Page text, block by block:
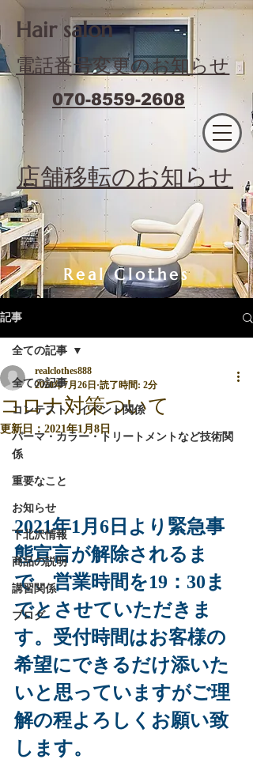
​Hair salon
電話番号変更のお知らせ
070-8559-2608
​店舗移転のお知らせ
Real Clothes
記事
全ての記事
コンテスト・イベント関係
パーマ・カラー・トリートメントなど技術関
係
重要なこと
お知らせ
下北沢情報
商品の説明
講習関係
ブログ
全ての記事
コロナ対策ついて
realclothes888
2020年7月26日 読了時間: 2分
更新日： 2021年1月8日
2021年1月6日より緊急事
態宣言が解除されるま
で、営業時間を19：30ま
でとさせていただきま
す。受付時間はお客様の
希望にできるだけ添いた
いと思っていますがご理
解の程よろしくお願い致
します。